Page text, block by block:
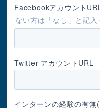
Facebookアカウント
ない方は「なし」と記入
Twitter アカウントURL
インターンの経験の有